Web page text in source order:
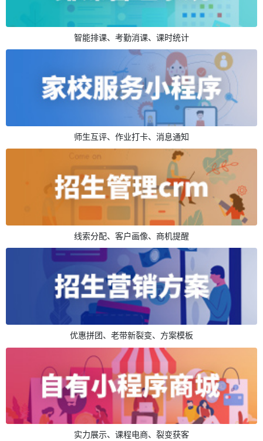
智能排课、考勤消课、课时统计
师生互评、作业打卡、消息通知
线索分配、客户画像、商机提醒
优惠拼团、老带新裂变、方案模板
实力展示、课程电商、裂变获客